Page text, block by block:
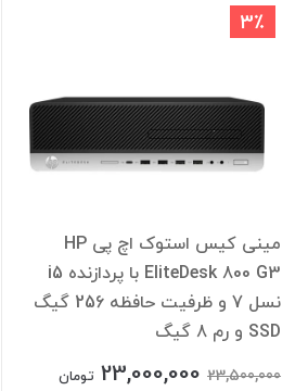
3٪
مینی کیس استوک اچ پی HP
EliteDesk 800 G3 با پردازنده i5
نسل 7 و ظرفیت حافظه 256 گیگ
SSD و رم 8 گیگ
23,500,000
23,000,000 تومان